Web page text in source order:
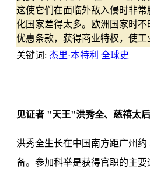
这使它们在面临外敌入侵时非
化国家差得太多。欧洲国家时
优惠条款，获得商业特权，使
关键词: 杰里·本特利 全球史
见证者 "天王"洪秀全、慈禧太
洪秀全生长在中国南方距广州
备。参加科举是获得官职的主